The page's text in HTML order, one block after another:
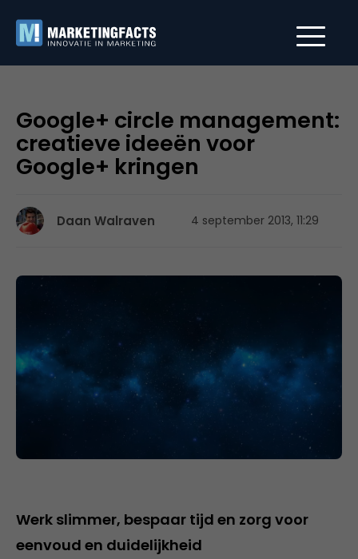
Google+ circle management:
creatieve ideeën voor
Google+ kringen
Daan Walraven 4 september 2013, 11:29
Werk slimmer, bespaar tijd en zorg voor
eenvoud en duidelijkheid